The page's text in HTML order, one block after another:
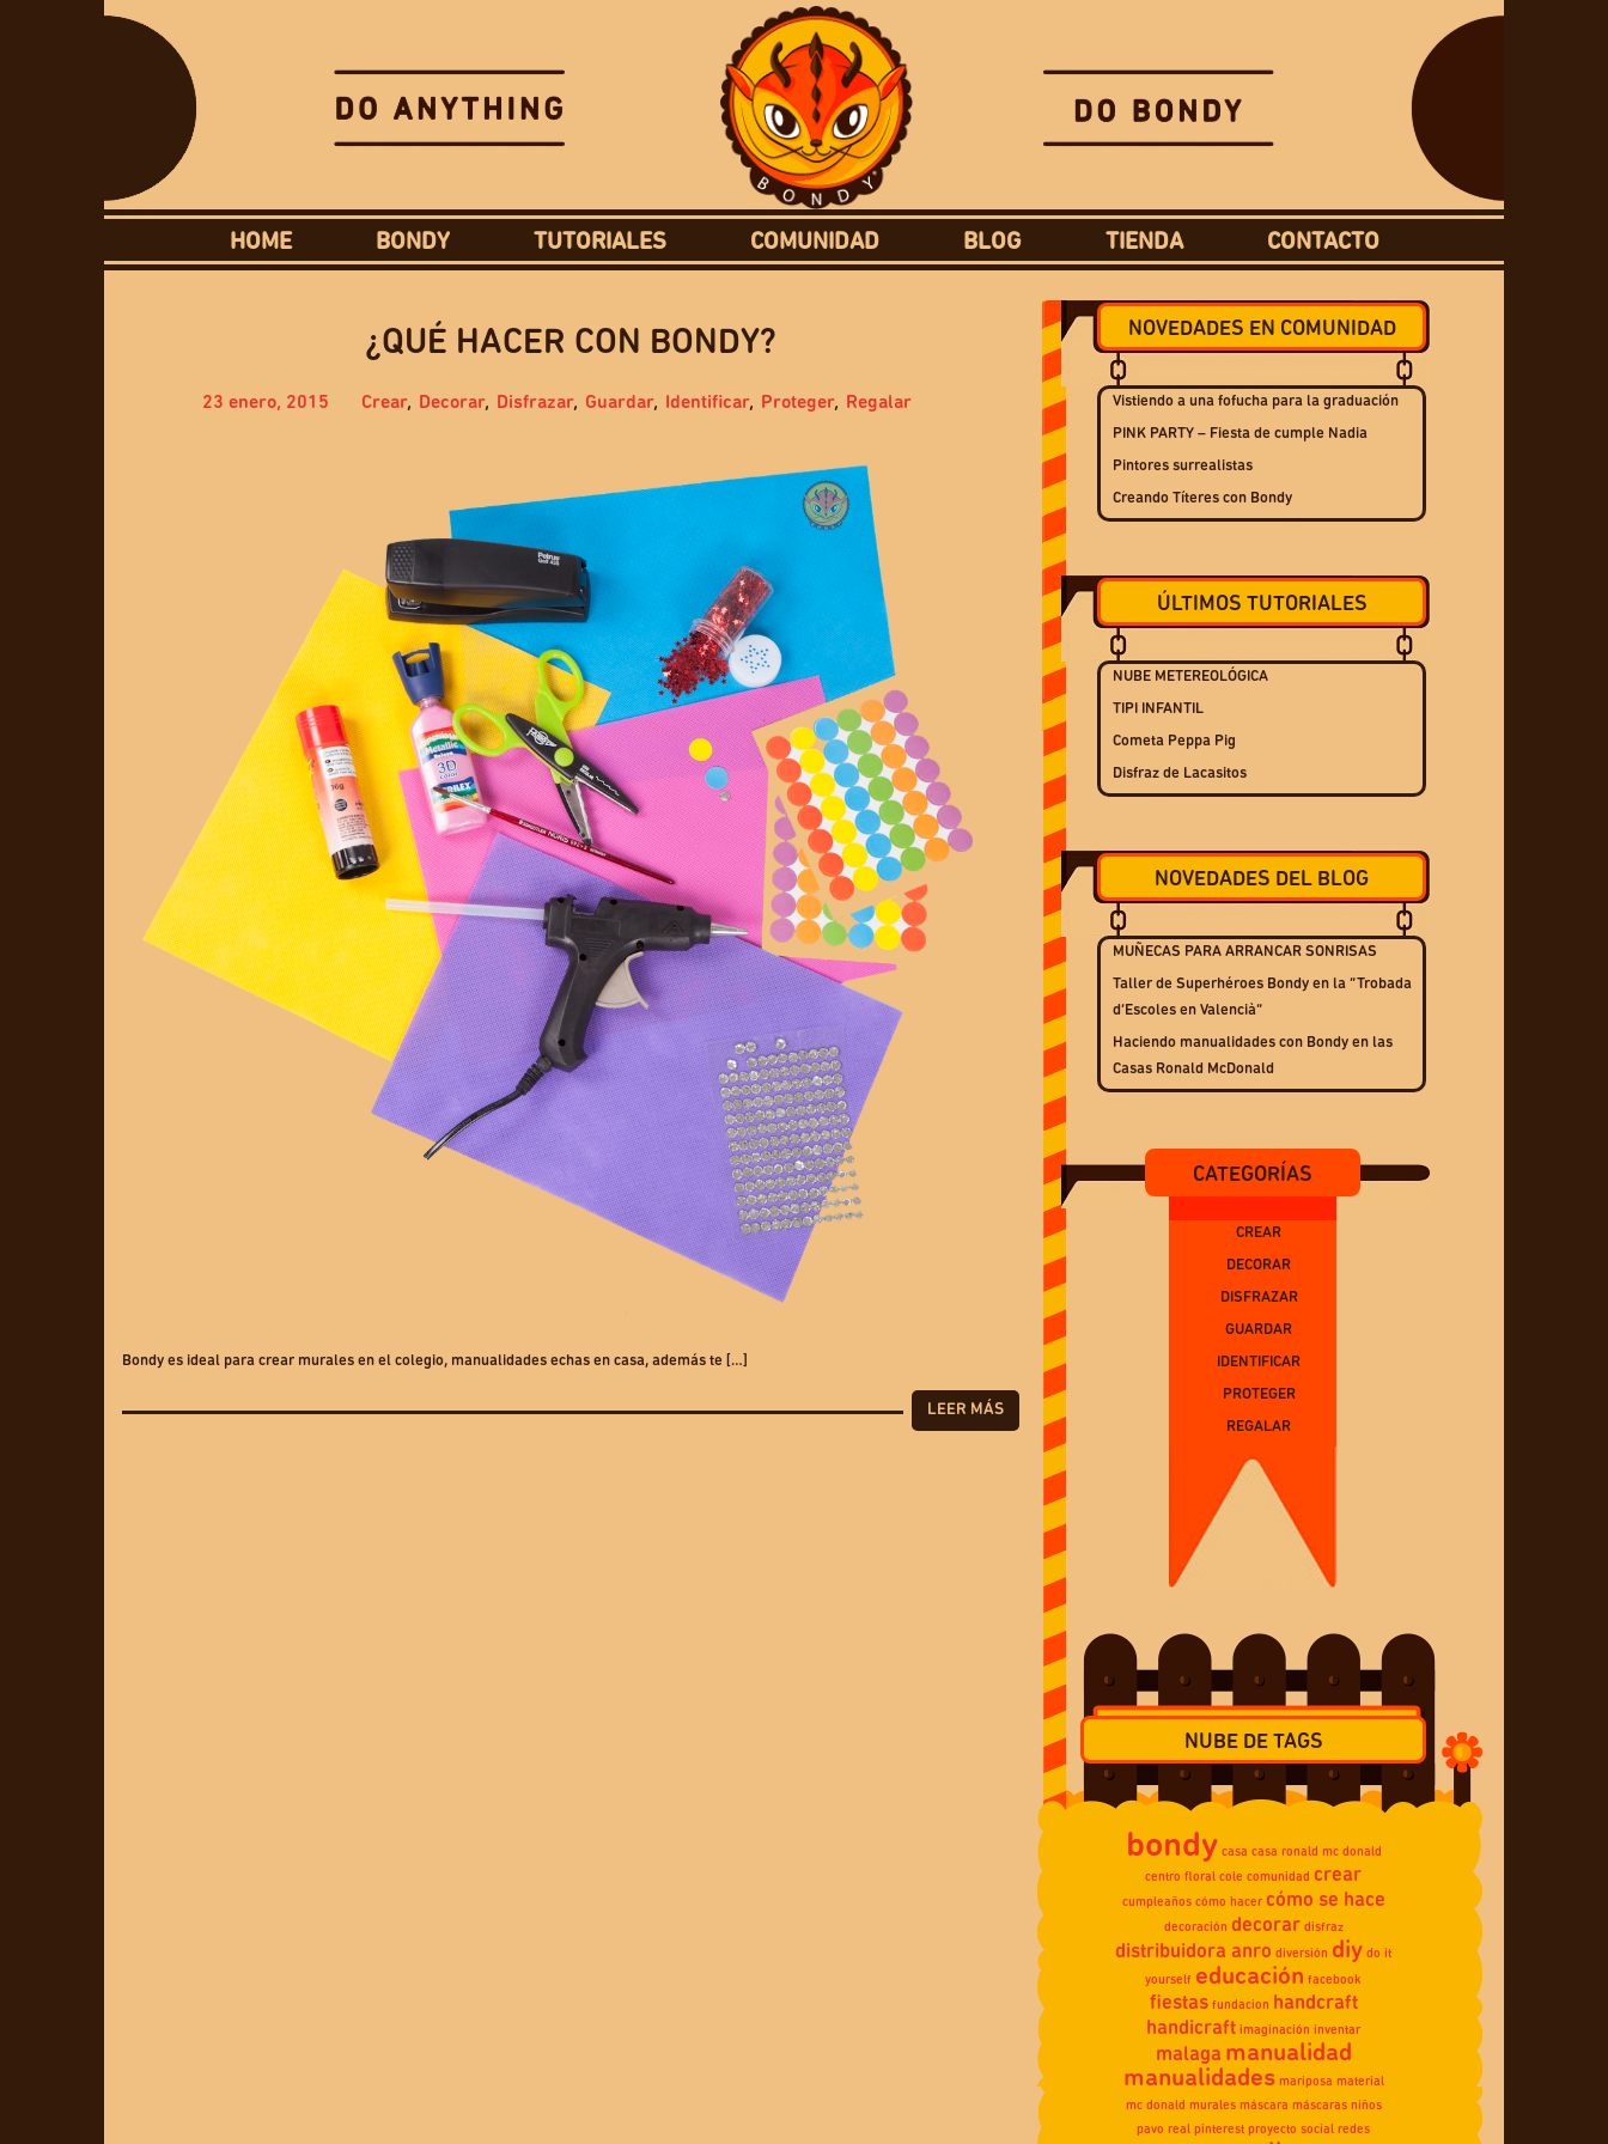
HOME BONDY TUTORIALES COMUNIDAD BLOG TIENDA CONTACTO
¿QUÉ HACER CON BONDY?
23 enero, 2015 Crear, Decorar, Disfrazar, Guardar, Identificar, Proteger, Regalar
Bondy es ideal para crear murales en el colegio, manualidades echas en casa, además te […]
LEER MÁS
NOVEDADES EN COMUNIDAD
Vistiendo a una fofucha para la graduación
PINK PARTY – Fiesta de cumple Nadia
Pintores surrealistas
Creando Títeres con Bondy
ÚLTIMOS TUTORIALES
NUBE METEREOLÓGICA
TIPI INFANTIL
Cometa Peppa Pig
Disfraz de Lacasitos
NOVEDADES DEL BLOG
MUÑECAS PARA ARRANCAR SONRISAS
Taller de Superhéroes Bondy en la “Trobada
d’Escoles en Valencià”
Haciendo manualidades con Bondy en las
Casas Ronald McDonald
CATEGORÍAS
CREAR
DECORAR
DISFRAZAR
GUARDAR
IDENTIFICAR
PROTEGER
REGALAR
NUBE DE TAGS
bondy casa casa ronald mc donald
centro floral cole comunidad crear
cumpleaños cómo hacer cómo se hace
decoración decorar disfraz
distribuidora anro diversión diy do it
yourself educación facebook
fiestas fundacion handcraft
handicraft imaginación inventar
malaga manualidad
manualidades mariposa material
mc donald murales máscara máscaras niños
pavo real pinterest proyecto social redes